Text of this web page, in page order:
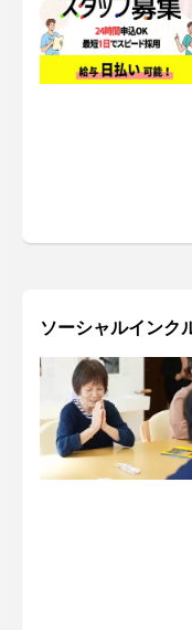
ソーシャルインク